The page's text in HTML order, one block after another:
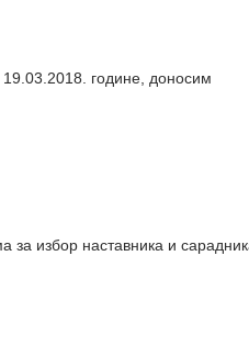
године, доносим
избор наставника и